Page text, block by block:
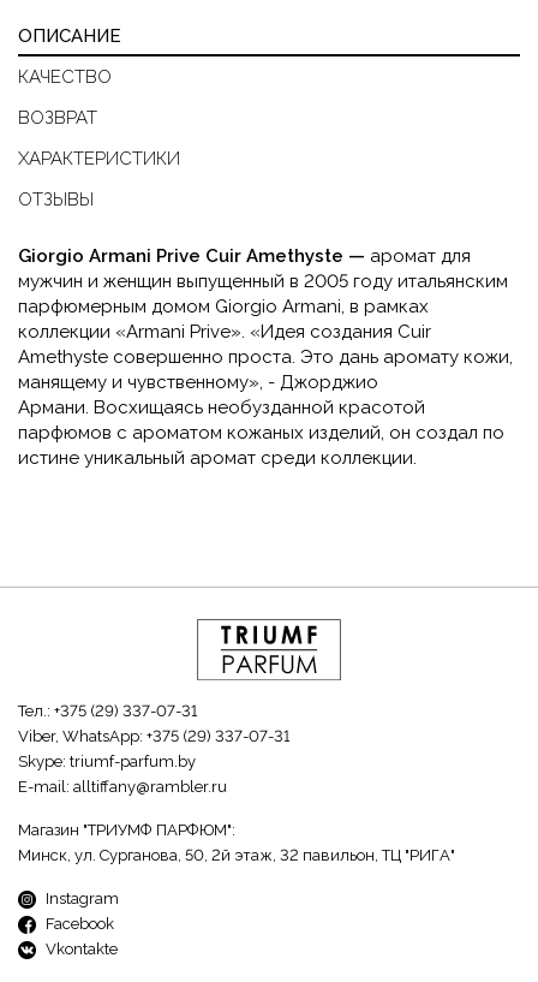
ОПИСАНИЕ
КАЧЕСТВО
ВОЗВРАТ
ХАРАКТЕРИСТИКИ
ОТЗЫВЫ
Giorgio Armani Prive Cuir Amethyste — аромат для
мужчин и женщин выпущенный в 2005 году итальянским
парфюмерным домом Giorgio Armani, в рамках
коллекции «Armani Prive». «Идея создания Cuir
Amethyste совершенно проста. Это дань аромату кожи,
манящему и чувственному», - Джорджио
Армани. Восхищаясь необузданной красотой
парфюмов с ароматом кожаных изделий, он создал по
истине уникальный аромат среди коллекции.
Тел.: +375 (29) 337-07-31
Viber, WhatsApp: +375 (29) 337-07-31
Skype: triumf-parfum.by
E-mail: alltiffany@rambler.ru
Магазин "ТРИУМФ ПАРФЮМ":
Минск, ул. Сурганова, 50, 2й этаж, 32 павильон, ТЦ "РИГА"
Instagram
Facebook
Vkontakte